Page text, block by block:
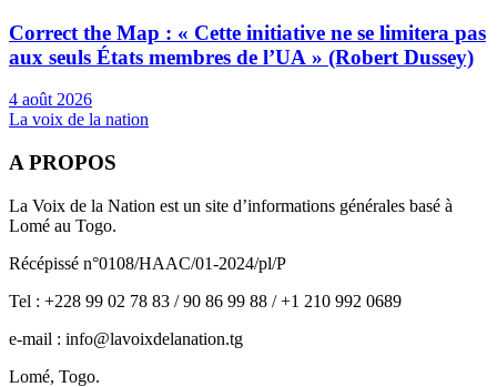
Correct the Map : « Cette initiative ne se limitera pas
aux seuls États membres de l’UA » (Robert Dussey)
4 août 2026
La voix de la nation
A PROPOS
La Voix de la Nation est un site d’informations générales basé à
Lomé au Togo.
Récépissé n°0108/HAAC/01-2024/pl/P
Tel : +228 99 02 78 83 / 90 86 99 88 / +1 210 992 0689
e-mail : info@lavoixdelanation.tg
Lomé, Togo.